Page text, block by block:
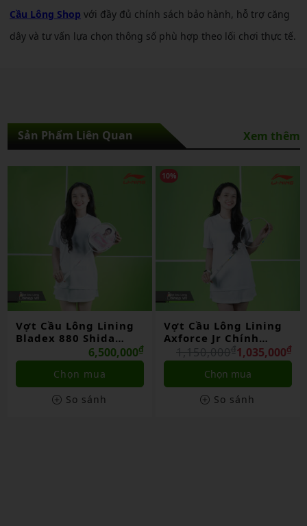
Cầu Lông Shop với đầy đủ chính sách bảo hành, hỗ trợ căng
dây và tư vấn lựa chọn thông số phù hợp theo lối chơi thực tế.
Sản Phẩm Liên Quan Xem thêm
Vợt Cầu Lông Lining
Bladex 880 Shida
6,500,000₫
Chọn mua
So sánh
10%
Vợt Cầu Lông Lining
Axforce Jr Chính
Hãng
1,035,000₫
1,150,000₫
Chọn mua
So sánh